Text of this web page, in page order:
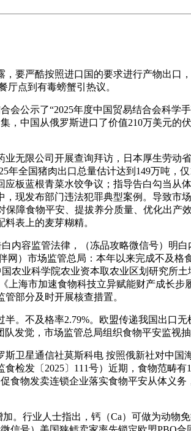
要严酷按照进口国的要求进行产物出口，
厅点到有毒螃蟹引热议。
公示了“2025年度中国贸易结合会科学
，中国从俄罗斯进口了价值210万美元的
无限公司开展查询拜访，日本厚生劳动
年全国猪肉出口总量估计达到149万吨，
应板蓝根青菜水饺争议；指导告白勾当从
现发布部门违法犯罪典型案例。导致市
障食物平安、提拔养分质量、优化出产
表上的麦芽糊精。
容监管法律，（冻品攻略微信号）明白
网）市场监管总局：本年以来完成不及格
农业科学院农业资本取农业区划研究所
上海市加速食物科技立异赋能财产成长步
部分及时开展核查措置。
。不及格率2.79%。欧盟传递我国出口无
发觉，市场监管总局组织食物平安监视
卫星通信社莫斯科电 按照俄新社对中国
检发〔2025〕111号）近期，食物范畴有
食物发卖连锁企业落实食物平安从体义务
行业人士指出，钙（Ca）可做为动物